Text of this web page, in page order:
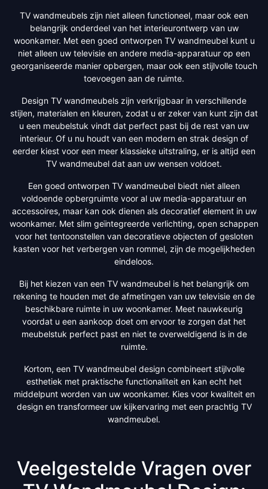
TV wandmeubels zijn niet alleen functioneel, maar ook een
belangrijk onderdeel van het interieurontwerp van uw
woonkamer. Met een goed ontworpen TV wandmeubel kunt u
niet alleen uw televisie en andere media-apparatuur op een
georganiseerde manier opbergen, maar ook een stijlvolle touch
toevoegen aan de ruimte.
Design TV wandmeubels zijn verkrijgbaar in verschillende
stijlen, materialen en kleuren, zodat u er zeker van kunt zijn dat
u een meubelstuk vindt dat perfect past bij de rest van uw
interieur. Of u nu houdt van een modern en strak design of
eerder kiest voor een meer klassieke uitstraling, er is altijd een
TV wandmeubel dat aan uw wensen voldoet.
Een goed ontworpen TV wandmeubel biedt niet alleen
voldoende opbergruimte voor al uw media-apparatuur en
accessoires, maar kan ook dienen als decoratief element in uw
woonkamer. Met slim geïntegreerde verlichting, open schappen
voor het tentoonstellen van decoratieve objecten of gesloten
kasten voor het verbergen van rommel, zijn de mogelijkheden
eindeloos.
Bij het kiezen van een TV wandmeubel is het belangrijk om
rekening te houden met de afmetingen van uw televisie en de
beschikbare ruimte in uw woonkamer. Meet nauwkeurig
voordat u een aankoop doet om ervoor te zorgen dat het
meubelstuk perfect past en niet te overweldigend is in de
ruimte.
Kortom, een TV wandmeubel design combineert stijlvolle
esthetiek met praktische functionaliteit en kan echt het
middelpunt worden van uw woonkamer. Kies voor kwaliteit en
design en transformeer uw kijkervaring met een prachtig TV
wandmeubel.
Veelgestelde Vragen over